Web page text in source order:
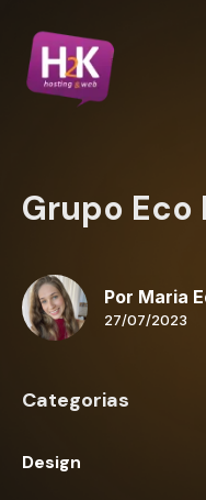
Grupo Eco
Por Maria
27/07/2023
Categorias
Design